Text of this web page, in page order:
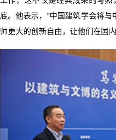
底。他表示，“中国建筑学会将
师更大的创新自由，让他们在国